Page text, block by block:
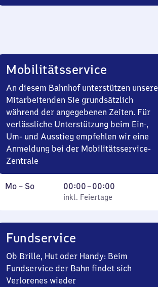
Mobilitätsservice
An diesem Bahnhof unterstützen unsere
Mitarbeitenden Sie grundsätzlich
während der angegebenen Zeiten. Für
verlässliche Unterstützung beim Ein-,
Um- und Ausstieg empfehlen wir eine
Anmeldung bei der Mobilitätsservice-
Zentrale
Montag
Mo – So,
inkl. Feiertage
00:00–00:00
Von
0
bis
0
inkl. Feiertage
Fundservice
Ob Brille, Hut oder Handy: Beim
Fundservice der Bahn findet sich
Verlorenes wieder